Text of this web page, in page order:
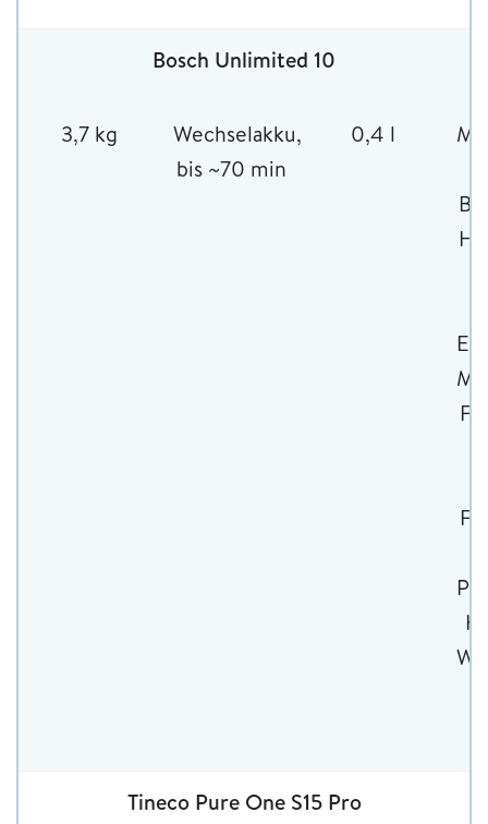
Bosch Unlimited 10
3,7 kg
Wechselakku,
bis ~70 min
0,4 l
Tineco Pure One S15 Pro